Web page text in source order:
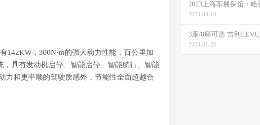
142KW，300N·m的强大动力性能，百公里加
具有发动机启停、智能启停、智能航行、智能
力和更平顺的驾驶质感外，节能性全面超越合
2023上海车展探馆：
2023-04-16
3座/8座可选 吉利
2024-01-26